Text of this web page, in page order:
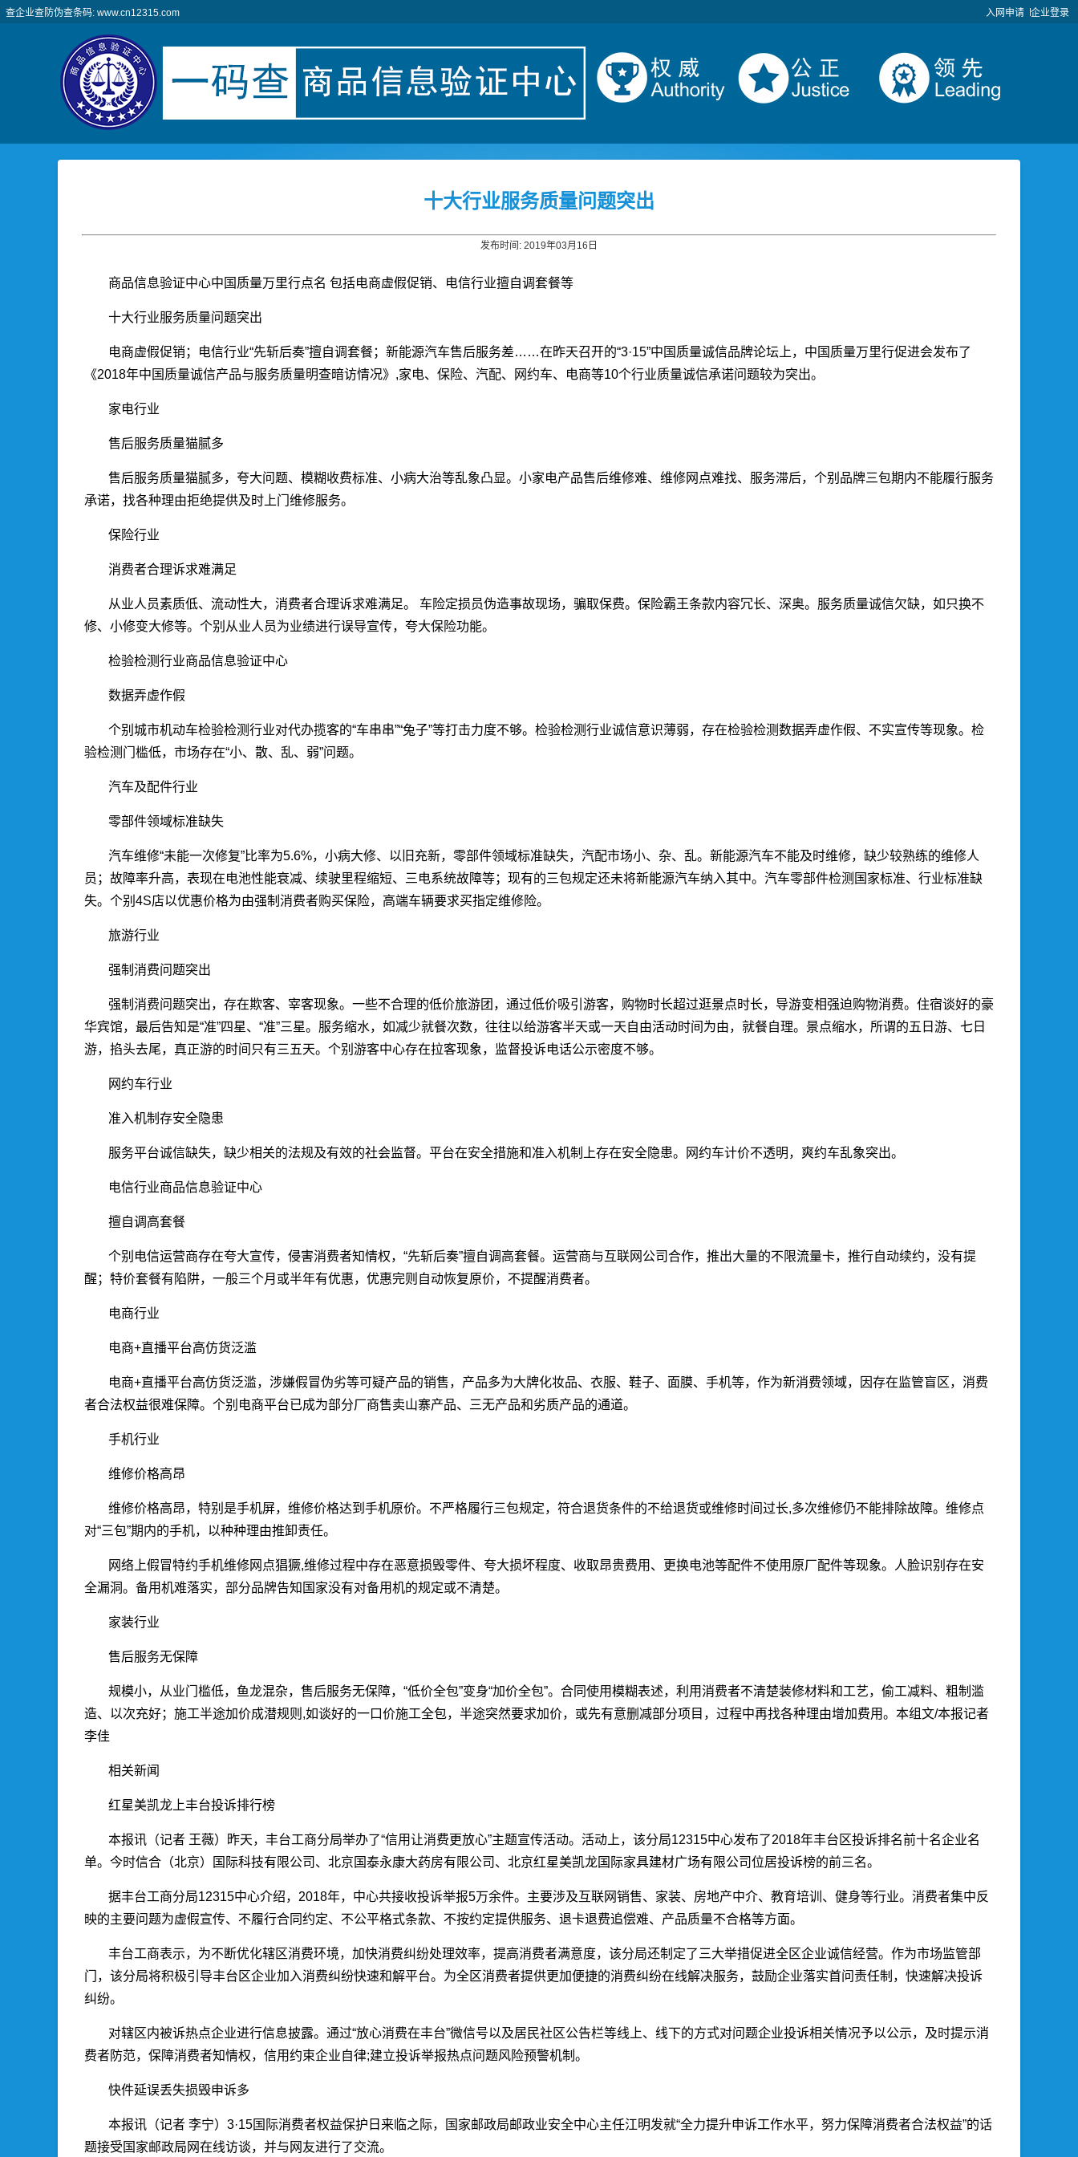
查企业查防伪查条码: www.cn12315.com 入网申请 企业登录
十大行业服务质量问题突出
发布时间: 2019年03月16日
商品信息验证中心中国质量万里行点名 包括电商虚假促销、电信行业擅自调套餐等
十大行业服务质量问题突出
电商虚假促销；电信行业“先斩后奏”擅自调套餐；新能源汽车售后服务差……在昨天召开的“3·15”中国质量诚信品牌论坛上，中国质量万里行促进会发布了
《2018年中国质量诚信产品与服务质量明查暗访情况》,家电、保险、汽配、网约车、电商等10个行业质量诚信承诺问题较为突出。
家电行业
售后服务质量猫腻多
售后服务质量猫腻多，夸大问题、模糊收费标准、小病大治等乱象凸显。小家电产品售后维修难、维修网点难找、服务滞后，个别品牌三包期内不能履行服务
承诺，找各种理由拒绝提供及时上门维修服务。
保险行业
消费者合理诉求难满足
从业人员素质低、流动性大，消费者合理诉求难满足。 车险定损员伪造事故现场，骗取保费。保险霸王条款内容冗长、深奥。服务质量诚信欠缺，如只换不
修、小修变大修等。个别从业人员为业绩进行误导宣传，夸大保险功能。
检验检测行业商品信息验证中心
数据弄虚作假
个别城市机动车检验检测行业对代办揽客的“车串串”“兔子”等打击力度不够。检验检测行业诚信意识薄弱，存在检验检测数据弄虚作假、不实宣传等现象。检
验检测门槛低，市场存在“小、散、乱、弱”问题。
汽车及配件行业
零部件领域标准缺失
汽车维修“未能一次修复”比率为5.6%，小病大修、以旧充新，零部件领域标准缺失，汽配市场小、杂、乱。新能源汽车不能及时维修，缺少较熟练的维修人
员；故障率升高，表现在电池性能衰减、续驶里程缩短、三电系统故障等；现有的三包规定还未将新能源汽车纳入其中。汽车零部件检测国家标准、行业标准缺
失。个别4S店以优惠价格为由强制消费者购买保险，高端车辆要求买指定维修险。
旅游行业
强制消费问题突出
强制消费问题突出，存在欺客、宰客现象。一些不合理的低价旅游团，通过低价吸引游客，购物时长超过逛景点时长，导游变相强迫购物消费。住宿谈好的豪
华宾馆，最后告知是“准”四星、“准”三星。服务缩水，如减少就餐次数，往往以给游客半天或一天自由活动时间为由，就餐自理。景点缩水，所谓的五日游、七日
游，掐头去尾，真正游的时间只有三五天。个别游客中心存在拉客现象，监督投诉电话公示密度不够。
网约车行业
准入机制存安全隐患
服务平台诚信缺失，缺少相关的法规及有效的社会监督。平台在安全措施和准入机制上存在安全隐患。网约车计价不透明，爽约车乱象突出。
电信行业商品信息验证中心
擅自调高套餐
个别电信运营商存在夸大宣传，侵害消费者知情权，“先斩后奏”擅自调高套餐。运营商与互联网公司合作，推出大量的不限流量卡，推行自动续约，没有提
醒；特价套餐有陷阱，一般三个月或半年有优惠，优惠完则自动恢复原价，不提醒消费者。
电商行业
电商+直播平台高仿货泛滥
电商+直播平台高仿货泛滥，涉嫌假冒伪劣等可疑产品的销售，产品多为大牌化妆品、衣服、鞋子、面膜、手机等，作为新消费领域，因存在监管盲区，消费
者合法权益很难保障。个别电商平台已成为部分厂商售卖山寨产品、三无产品和劣质产品的通道。
手机行业
维修价格高昂
维修价格高昂，特别是手机屏，维修价格达到手机原价。不严格履行三包规定，符合退货条件的不给退货或维修时间过长,多次维修仍不能排除故障。维修点
对“三包”期内的手机，以种种理由推卸责任。
网络上假冒特约手机维修网点猖獗,维修过程中存在恶意损毁零件、夸大损坏程度、收取昂贵费用、更换电池等配件不使用原厂配件等现象。人脸识别存在安
全漏洞。备用机难落实，部分品牌告知国家没有对备用机的规定或不清楚。
家装行业
售后服务无保障
规模小，从业门槛低，鱼龙混杂，售后服务无保障，“低价全包”变身“加价全包”。合同使用模糊表述，利用消费者不清楚装修材料和工艺，偷工减料、粗制滥
造、以次充好；施工半途加价成潜规则,如谈好的一口价施工全包，半途突然要求加价，或先有意删减部分项目，过程中再找各种理由增加费用。本组文/本报记者
李佳
相关新闻
红星美凯龙上丰台投诉排行榜
本报讯（记者 王薇）昨天，丰台工商分局举办了“信用让消费更放心”主题宣传活动。活动上，该分局12315中心发布了2018年丰台区投诉排名前十名企业名
单。今时信合（北京）国际科技有限公司、北京国泰永康大药房有限公司、北京红星美凯龙国际家具建材广场有限公司位居投诉榜的前三名。
据丰台工商分局12315中心介绍，2018年，中心共接收投诉举报5万余件。主要涉及互联网销售、家装、房地产中介、教育培训、健身等行业。消费者集中反
映的主要问题为虚假宣传、不履行合同约定、不公平格式条款、不按约定提供服务、退卡退费追偿难、产品质量不合格等方面。
丰台工商表示，为不断优化辖区消费环境，加快消费纠纷处理效率，提高消费者满意度，该分局还制定了三大举措促进全区企业诚信经营。作为市场监管部
门，该分局将积极引导丰台区企业加入消费纠纷快速和解平台。为全区消费者提供更加便捷的消费纠纷在线解决服务，鼓励企业落实首问责任制，快速解决投诉
纠纷。
对辖区内被诉热点企业进行信息披露。通过“放心消费在丰台”微信号以及居民社区公告栏等线上、线下的方式对问题企业投诉相关情况予以公示，及时提示消
费者防范，保障消费者知情权，信用约束企业自律;建立投诉举报热点问题风险预警机制。
快件延误丢失损毁申诉多
本报讯（记者 李宁）3·15国际消费者权益保护日来临之际，国家邮政局邮政业安全中心主任江明发就“全力提升申诉工作水平，努力保障消费者合法权益”的话
题接受国家邮政局网在线访谈，并与网友进行了交流。